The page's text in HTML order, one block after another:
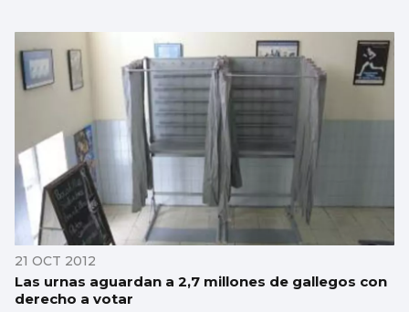
21 OCT 2012
Las urnas aguardan a 2,7 millones de gallegos con
derecho a votar